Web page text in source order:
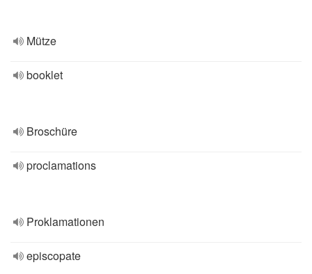
Mütze
booklet
Broschüre
proclamations
Proklamationen
episcopate